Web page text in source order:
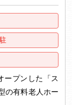
ープンした「ス
の有料老人ホー